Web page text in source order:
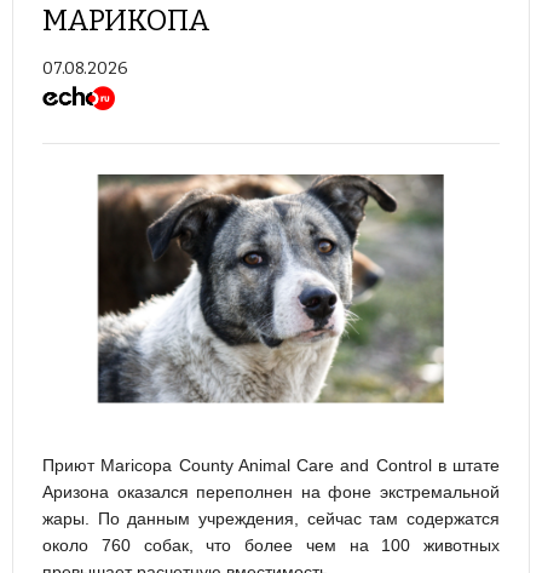
МАРИКОПА
07.08.2026
Приют Maricopa County Animal Care and Control в штате
Аризона оказался переполнен на фоне экстремальной
жары. По данным учреждения, сейчас там содержатся
около 760 собак, что более чем на 100 животных